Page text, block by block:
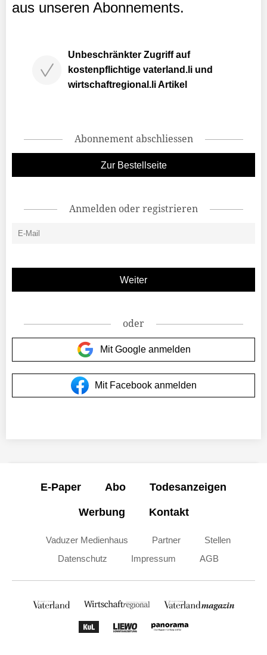
aus unseren Abonnements.
Unbeschränkter Zugriff auf
kostenpflichtige vaterland.li und
wirtschaftregional.li Artikel
Abonnement abschliessen
Zur Bestellseite
Anmelden oder registrieren
oder
Mit Google anmelden
Mit Facebook anmelden
E-Paper Abo Todesanzeigen
Werbung Kontakt
Vaduzer Medienhaus Partner
Stellen
Datenschutz
Impressum AGB